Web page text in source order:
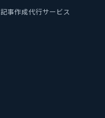
記事作成代行サービス